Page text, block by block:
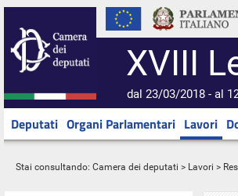
XVIII
dal 23/03/2018 - al
Deputati Organi Parlamentari Lavori
Stai consultando: Camera dei deputati > Lavori >